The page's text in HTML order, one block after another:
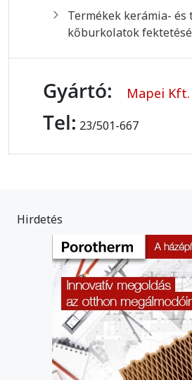
Termékek kerámia- és
kőburkolatok
Gyártó: Mapei Kft.
Tel: 23/501-667
Hirdetés